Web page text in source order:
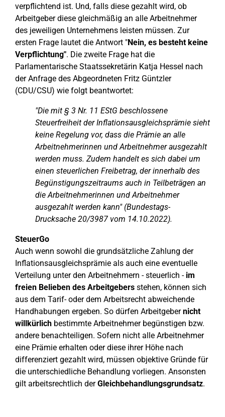
verpflichtend ist. Und, falls diese gezahlt wird, ob
Arbeitgeber diese gleichmäßig an alle Arbeitnehmer
des jeweiligen Unternehmens leisten müssen. Zur
ersten Frage lautet die Antwort "Nein, es besteht keine
Verpflichtung". Die zweite Frage hat die
Parlamentarische Staatssekretärin Katja Hessel nach
der Anfrage des Abgeordneten Fritz Güntzler
(CDU/CSU) wie folgt beantwortet:
"Die mit § 3 Nr. 11 EStG beschlossene
Steuerfreiheit der Inflationsausgleichsprämie sieht
keine Regelung vor, dass die Prämie an alle
Arbeitnehmerinnen und Arbeitnehmer ausgezahlt
werden muss. Zudem handelt es sich dabei um
einen steuerlichen Freibetrag, der innerhalb des
Begünstigungszeitraums auch in Teilbeträgen an
die Arbeitnehmerinnen und Arbeitnehmer
ausgezahlt werden kann" (Bundestags-
Drucksache 20/3987 vom 14.10.2022).
SteuerGo
Auch wenn sowohl die grundsätzliche Zahlung der
Inflationsausgleichsprämie als auch eine eventuelle
Verteilung unter den Arbeitnehmern - steuerlich -im
freien Belieben des Arbeitgebers stehen, können sich
aus dem Tarif- oder dem Arbeitsrecht abweichende
Handhabungen ergeben. So dürfen Arbeitgebernicht
willkürlich bestimmte Arbeitnehmer begünstigen bzw.
andere benachteiligen. Sofern nicht alle Arbeitnehmer
eine Prämie erhalten oder diese ihrer Höhe nach
differenziert gezahlt wird, müssen objektive Gründe für
die unterschiedliche Behandlung vorliegen. Ansonsten
gilt arbeitsrechtlich derGleichbehandlungsgrundsatz.